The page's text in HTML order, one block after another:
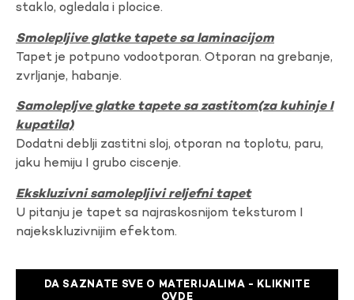
staklo, ogledala i plocice.
Smolepljive glatke tapete sa laminacijom
Tapet je potpuno vodootporan. Otporan na grebanje,
zvrljanje, habanje.
Samolepljve glatke tapete sa zastitom(za kuhinje I
kupatila)
Dodatni deblji zastitni sloj, otporan na toplotu, paru,
jaku hemiju I grubo ciscenje.
Ekskluzivni samolepljivi reljefni tapet
U pitanju je tapet sa najraskosnijom teksturom I
najekskluzivnijim efektom.
DA SAZNATE SVE O MATERIJALIMA - KLIKNITE
OVDE